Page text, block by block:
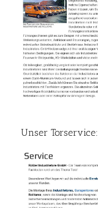
Unser Torservice: